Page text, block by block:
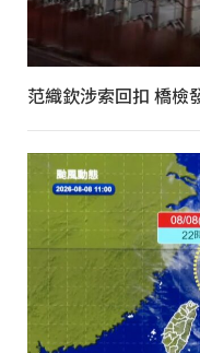
范織欽涉索回扣 橋檢